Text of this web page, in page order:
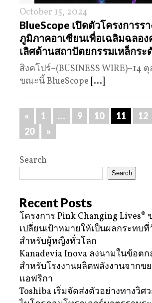
October 15, 2024
BlueScope เปิดตัวโครงการร
ภูมิภาคอาเซียนเพื่อเฉลิมฉลอง
เลิศด้านสถาปัตยกรรมเหล็กร
สิงคโปร์–(BUSINESS WIRE)–14
ขณะนี้ BlueScope [...]
« 1 … 9 10 11 12
20
»
Search
Search
Recent Posts
โครงการ Pink Changing Lives®
เปลี่ยนเป้าหมายให้เป็นผลกระทบ
สำหรับผู้หญิงทั่วโลก
Kanadevia Inova ลงนามในข้อต
สำหรับโรงงานผลิตพลังงานจากข
แอฟริกา
Toshiba เริ่มจัดส่งตัวอย่างทางวิศ